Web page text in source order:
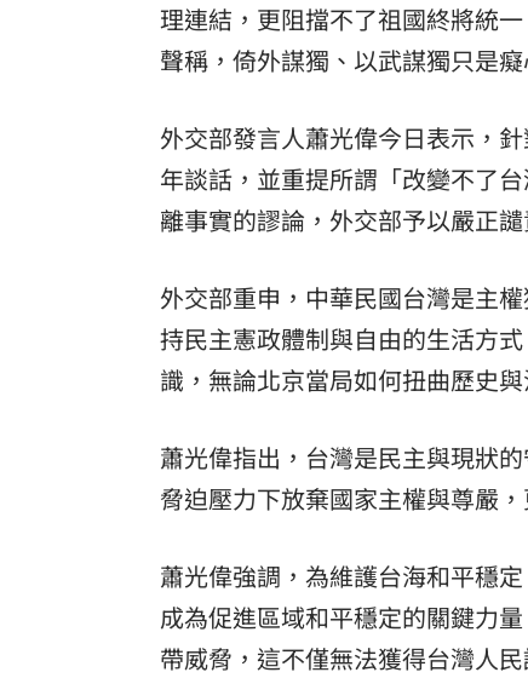
理連結，更阻擋不了祖國終將統
聲稱，倚外謀獨、以武謀獨只是
外交部發言人蕭光偉今日表示，
年談話，並重提所謂「改變不了
離事實的謬論，外交部予以嚴正譴
外交部重申，中華民國台灣是主
持民主憲政體制與自由的生活方
識，無論北京當局如何扭曲歷史
蕭光偉指出，台灣是民主與現狀
脅迫壓力下放棄國家主權與尊嚴
蕭光偉強調，為維護台海和平穩
成為促進區域和平穩定的關鍵力
帶威脅，這不僅無法獲得台灣人